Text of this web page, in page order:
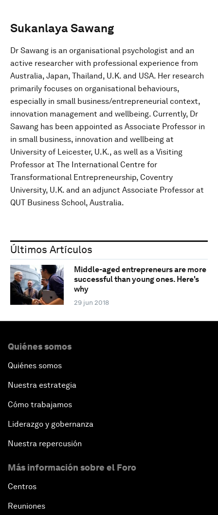
Sukanlaya Sawang
Dr Sawang is an organisational psychologist and an
active researcher with professional experience from
Australia, Japan, Thailand, U.K. and USA. Her research
primarily focuses on organisational behaviours,
especially in small business/entrepreneurial context,
innovation management and wellbeing. Currently, Dr
Sawang has been appointed as Associate Professor in
in small business, innovation and wellbeing at
University of Leicester, U.K., as well as a Visiting
Professor at The International Centre for
Transformational Entrepreneurship, Coventry
University, U.K. and an adjunct Associate Professor at
QUT Business School, Australia.
Últimos Artículos
Middle-aged entrepreneurs are more
successful than young ones. Here's
why
29 jun 2018
Quiénes somos
Quiénes somos
Nuestra estrategia
Cómo trabajamos
Liderazgo y gobernanza
Nuestra repercusión
Más información sobre el Foro
Centros
Reuniones